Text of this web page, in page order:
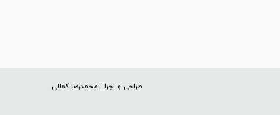
طراحی و اجرا : محمدرضا کمالی